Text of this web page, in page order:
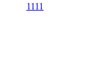
1111